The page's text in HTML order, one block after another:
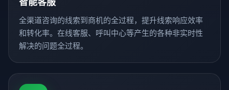
全渠道咨询的线索到商机的全过程，提升线索响应效率
和转化率。在线客服、呼叫中心等产生的各种非实时性
解决的问题全过程。